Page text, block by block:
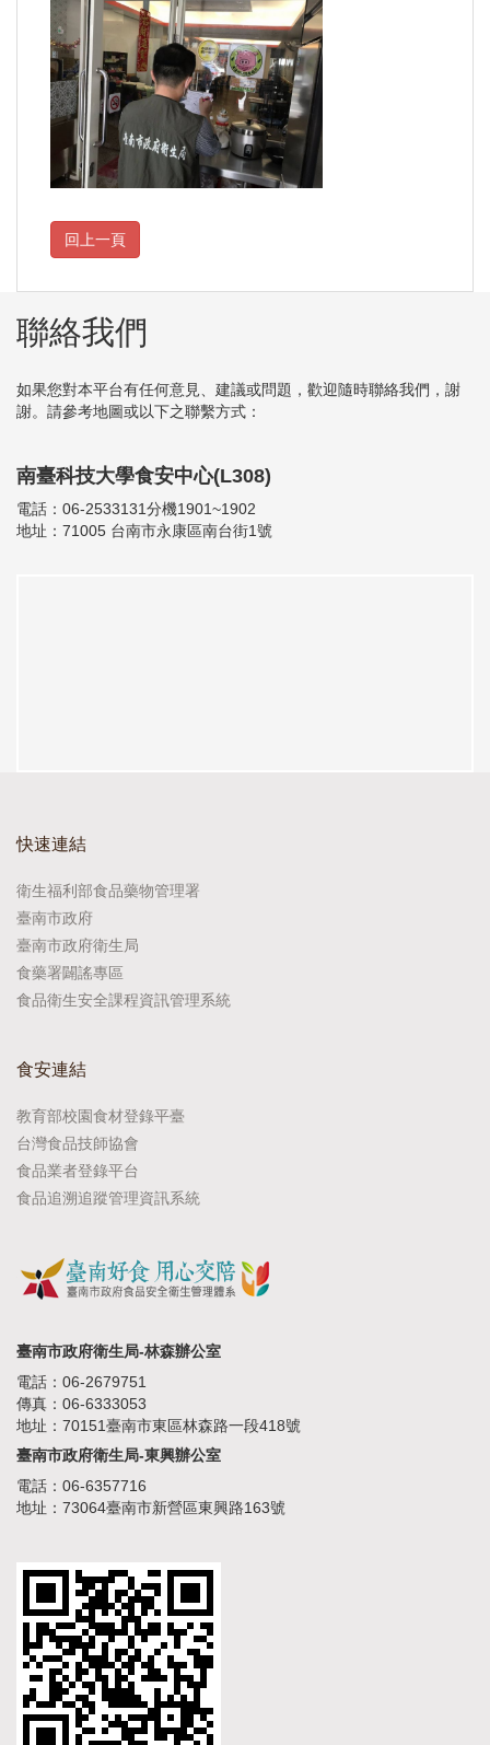
聯絡我們
如果您對本平台有任何意見、建議或問題，歡迎隨時聯絡我們，謝
謝。請參考地圖或以下之聯繫方式：
南臺科技大學食安中心(L308)
電話：06-2533131分機1901~1902
地址：71005 台南市永康區南台街1號
快速連結
衛生福利部食品藥物管理署
臺南市政府
臺南市政府衛生局
食藥署闢謠專區
食品衛生安全課程資訊管理系統
食安連結
教育部校園食材登錄平臺
台灣食品技師協會
食品業者登錄平台
食品追溯追蹤管理資訊系統
臺南市政府衛生局-林森辦公室
電話：06-2679751
傳真：06-6333053
地址：70151臺南市東區林森路一段418號
臺南市政府衛生局-東興辦公室
電話：06-6357716
地址：73064臺南市新營區東興路163號